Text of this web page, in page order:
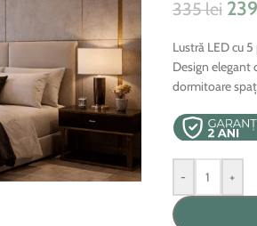
335lei 239
Lustră LED cu
Design elegant
dormitoare
- +